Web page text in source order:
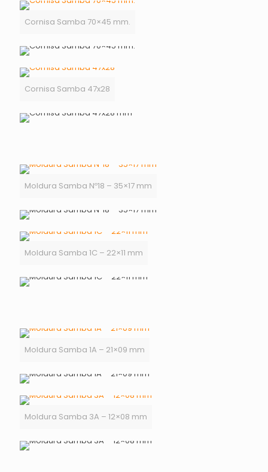
Cornisa Samba 70×45 mm.
Cornisa Samba 47x28
Moldura Samba Nº18 – 35×17 mm
Moldura Samba 1C – 22×11 mm
Moldura Samba 1A – 21×09 mm
Moldura Samba 3A – 12×08 mm